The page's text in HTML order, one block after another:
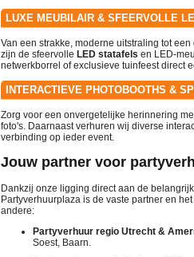
LUXE MEUBILAIR & SFEERVOLLE
Van een strakke, moderne uitstraling tot
zijn de sfeervolle LED statafels en LED-
netwerkborrel of exclusieve tuinfeest direct
INTERACTIEVE PHOTOBOOTHS &
Zorg voor een onvergetelijke herinnering
foto's. Daarnaast verhuren wij diverse
verbinding op ieder event.
Jouw partner voor
Dankzij onze ligging direct aan de
Partyverhuurplaza is de vaste partner en
andere:
Partyverhuur regio Utrecht &
Soest, Baarn.